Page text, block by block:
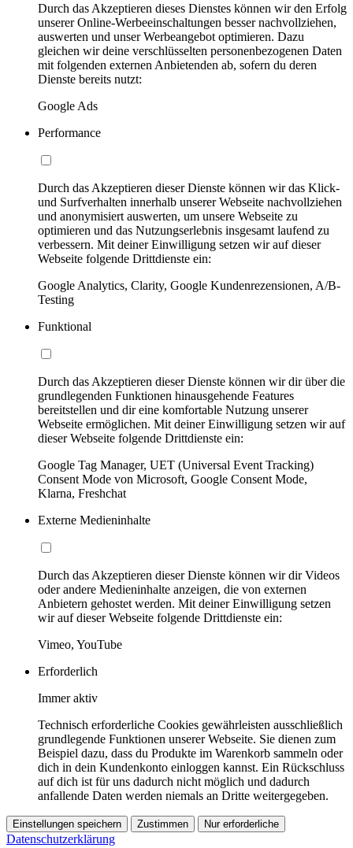
Durch das Akzeptieren dieses Dienstes können wir den Erfolg
unserer Online-Werbeeinschaltungen besser nachvollziehen,
auswerten und unser Werbeangebot optimieren. Dazu
gleichen wir deine verschlüsselten personenbezogenen Daten
mit folgenden externen Anbietenden ab, sofern du deren
Dienste bereits nutzt:
Google Ads
Performance
Durch das Akzeptieren dieser Dienste können wir das Klick-
und Surfverhalten innerhalb unserer Webseite nachvollziehen
und anonymisiert auswerten, um unsere Webseite zu
optimieren und das Nutzungserlebnis insgesamt laufend zu
verbessern. Mit deiner Einwilligung setzen wir auf dieser
Webseite folgende Drittdienste ein:
Google Analytics, Clarity, Google Kundenrezensionen, A/B-
Testing
Funktional
Durch das Akzeptieren dieser Dienste können wir dir über die
grundlegenden Funktionen hinausgehende Features
bereitstellen und dir eine komfortable Nutzung unserer
Webseite ermöglichen. Mit deiner Einwilligung setzen wir auf
dieser Webseite folgende Drittdienste ein:
Google Tag Manager, UET (Universal Event Tracking)
Consent Mode von Microsoft, Google Consent Mode,
Klarna, Freshchat
Externe Medieninhalte
Durch das Akzeptieren dieser Dienste können wir dir Videos
oder andere Medieninhalte anzeigen, die von externen
Anbietern gehostet werden. Mit deiner Einwilligung setzen
wir auf dieser Webseite folgende Drittdienste ein:
Vimeo, YouTube
Erforderlich
Immer aktiv
Technisch erforderliche Cookies gewährleisten ausschließlich
grundlegende Funktionen unserer Webseite. Sie dienen zum
Beispiel dazu, dass du Produkte im Warenkorb sammeln oder
dich in dein Kundenkonto einloggen kannst. Ein Rückschluss
auf dich ist für uns dadurch nicht möglich und dadurch
anfallende Daten werden niemals an Dritte weitergegeben.
Einstellungen speichern Zustimmen Nur erforderliche
Datenschutzerklärung